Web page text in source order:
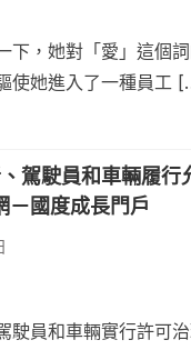
下，她對「愛」這個
使她進入了一種員工
駕駛員和車輛履行
－國度成長門戶
駛員和車輛實行許可